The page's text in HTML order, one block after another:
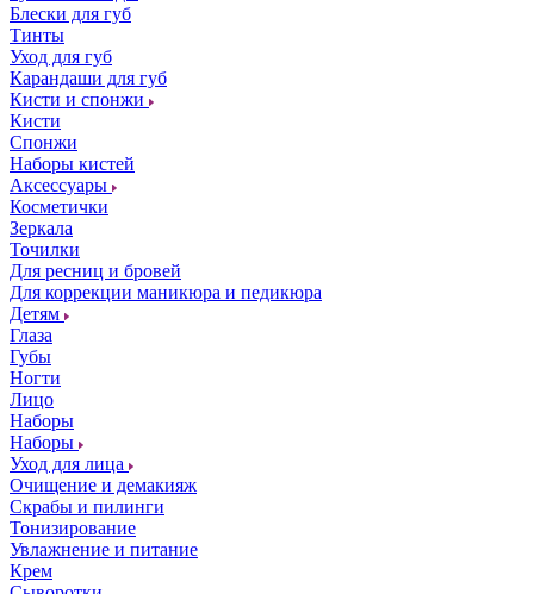
Блески для губ
Тинты
Уход для губ
Карандаши для губ
Кисти и спонжи
Кисти
Спонжи
Наборы кистей
Аксессуары
Косметички
Зеркала
Точилки
Для ресниц и бровей
Для коррекции маникюра и педикюра
Детям
Глаза
Губы
Ногти
Лицо
Наборы
Наборы
Уход для лица
Очищение и демакияж
Скрабы и пилинги
Тонизирование
Увлажнение и питание
Крем